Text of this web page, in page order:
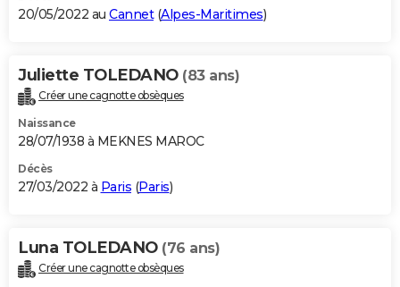
20/05/2022 au Cannet(Alpes-Maritimes)
Juliette TOLEDANO (83 ans)
Créer une cagnotte obsèques
Naissance
28/07/1938 à MEKNES MAROC
Décès
27/03/2022 à Paris (Paris)
Luna TOLEDANO (76 ans)
Créer une cagnotte obsèques